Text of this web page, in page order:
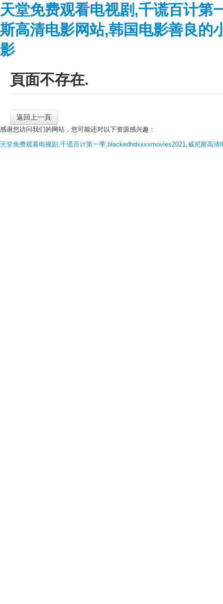
天堂免费观看电视剧,千谎百计
斯高清电影网站,韩国电影善良的
影
頁面不存在.
返回上一頁
感谢您访问我们的网站，您可能还对以下资源感兴趣：
天堂免费观看电视剧,千谎百计第一季,blackedhdxxxxmovies2021,威尼斯高清